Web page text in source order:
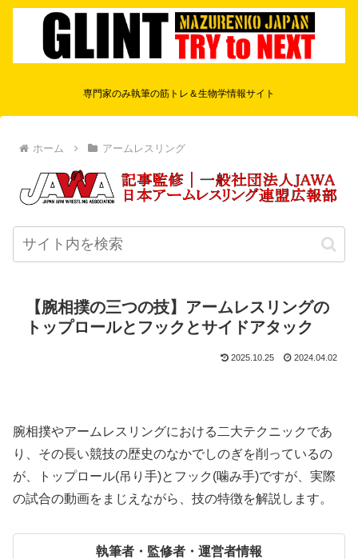
専門家のみ執筆の筋トレ＆生物学情報サイト
ホーム アームレスリング
【腕相撲の三つの技】アームレスリングの
トップロールとフックとサイドアタック
2025.10.25 2024.04.02
腕相撲やアームレスリングにおける二大テクニックであ
り、その長い競技の歴史のなかでしのぎを削っているの
が、トップロール(吊り手)とフック(噛み手)ですが、実際
の試合の動画をまじえながら、技の特徴を解説します。
執筆者・監修者・運営者情報